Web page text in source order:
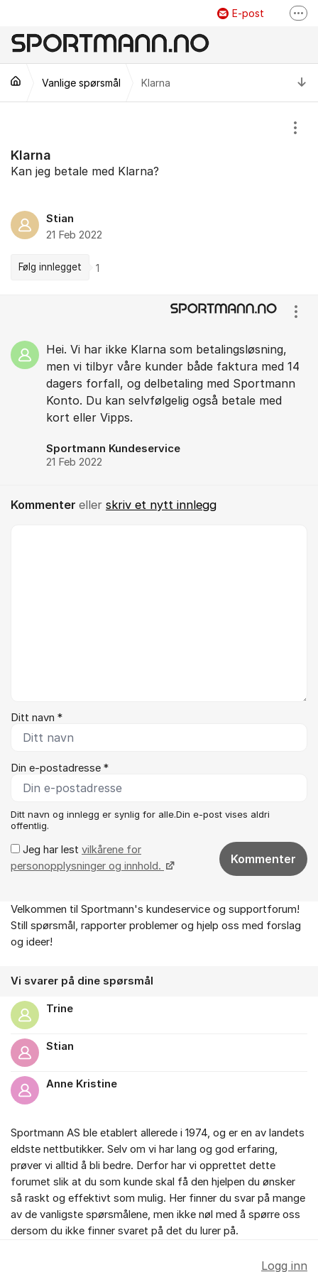
E-post
Facebook
Instagram 69300605
Vanlige spørsmål Klarna
Klarna
Vis/
Kan jeg betale med Klarna?
Stian
21 Feb 2022
Følg innlegget 1
Hei. Vi har ikke Klarna som betalingsløsning,
men vi tilbyr våre kunder både faktura med 14
dagers forfall, og delbetaling med Sportmann
Konto. Du kan selvfølgelig også betale med
kort eller Vipps.
Sportmann Kundeservice
21 Feb 2022
Vis/
Kommenter eller skriv et nytt innlegg
Ditt navn *
Din e-postadresse *
Ditt navn og innlegg er synlig for alle.Din e-post vises aldri
offentlig.
Jeg har lest vilkårene for
personopplysninger og innhold.
Kommenter
Om forumet
Velkommen til Sportmann's kundeservice og supportforum!
Still spørsmål, rapporter problemer og hjelp oss med forslag
og ideer!
Vi svarer på dine spørsmål
Trine
Stian
Anne Kristine
Sportmann AS ble etablert allerede i 1974, og er en av landets
eldste nettbutikker. Selv om vi har lang og god erfaring,
prøver vi alltid å bli bedre. Derfor har vi opprettet dette
forumet slik at du som kunde skal få den hjelpen du ønsker
så raskt og effektivt som mulig. Her finner du svar på mange
av de vanligste spørsmålene, men ikke nøl med å spørre oss
dersom du ikke finner svaret på det du lurer på.
Logg inn